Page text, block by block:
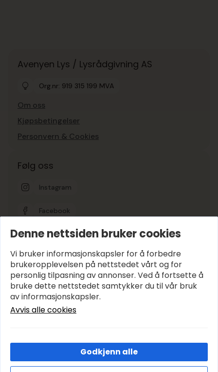
Avenyen Lys / Lysrådgivning AS
Org.nr: 919 315 199 MVA
Om oss
Kjøpsbetingelser
Personvern & Cookies
Følg oss
Instagram
Facebook
Google-vurdering
Hold deg oppdatert
E-post*
Abonner
Denne nettsiden bruker cookies
Vi bruker informasjonskapsler for å forbedre
brukeropplevelsen på nettstedet vårt og for
personlig tilpasning av annonser. Ved å fortsette å
bruke dette nettstedet samtykker du til vår bruk
av informasjonskapsler.
Avvis alle cookies
Godkjenn alle